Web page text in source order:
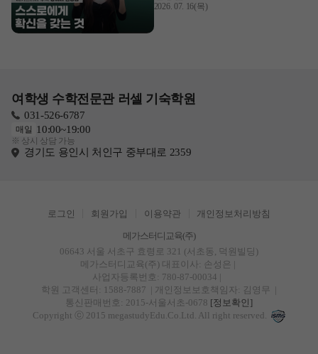
2026. 07. 16(목)
여학생 수학전문관 러셀 기숙학원
031-526-6787
매일 10:00~19:00
※ 상시 상담 가능
경기도 용인시 처인구 중부대로 2359
로그인 회원가입 이용약관 개인정보처리방침
메가스터디교육(주)
06643 서울 서초구 효령로 321 (서초동, 덕원빌딩)
메가스터디교육(주) 대표이사: 손성은 |
사업자등록번호: 780-87-00034
학원 고객센터: 1588-7887
| 개인정보보호책임자: 김영무
통신판매번호: 2015-서울서초-0678 [정보확인]
Copyright ⓒ 2015 megastudyEdu.Co.Ltd. All right reserved.